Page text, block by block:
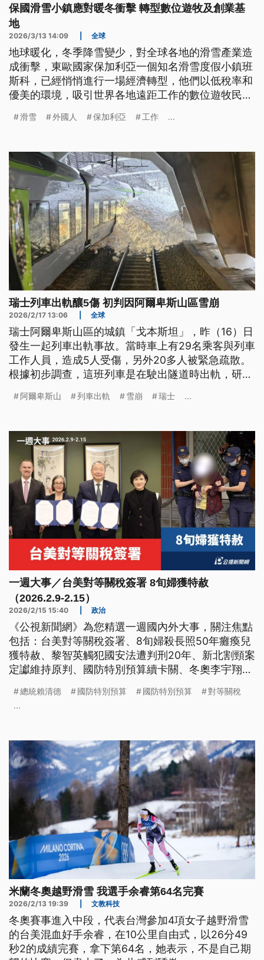
保國滑雪小鎮應對暖冬衝擊 轉型數位遊牧及創業基
地
2026/3/13 14:09 全球
地球暖化，冬季降雪變少，對全球各地的滑雪產業造
成衝擊，東歐國家保加利亞一個知名滑雪度假小鎮班
斯科，已經悄悄進行一場經濟轉型，他們以低稅率和
優美的環境，吸引世界各地遠距工作的數位遊牧民族
都充滿活力的國際社群。
滑雪 外國人 保加利亞 工作 ...
瑞士列車出軌釀5傷 初判因阿爾卑斯山區雪崩
2026/2/17 13:06 全球
瑞士阿爾卑斯山區的城鎮「戈本斯坦」，昨（16）日
發生一起列車出軌事故。當時車上有29名乘客與列車
工作人員，造成5人受傷，另外20多人被緊急疏散。
根據初步調查，這班列車是在駛出隧道時出軌，研判
事故。
阿爾卑斯山 列車出軌 雪崩 瑞士 ...
一週大事／台美對等關稅簽署 8旬婦獲特赦
（2026.2.9-2.15）
2026/2/15 15:40 政治
《公視新聞網》為您精選一週國內外大事，關注焦點
包括：台美對等關稅簽署、8旬婦殺長照50年癱瘓兒
獲特赦、黎智英觸犯國安法遭判刑20年、新北割頸案
定讞維持原判、國防特別預算續卡關、冬奧李宇翔與
總統賴清德 國防特別預算 國防特別預算
對等關稅
...
米蘭冬奧越野滑雪 我選手余睿第64名完賽
2026/2/13 19:39 文教科技
冬奧賽事進入中段，代表台灣參加4項女子越野滑雪
的台美混血好手余睿，在10公里自由式，以26分49
秒2的成績完賽，拿下第64名，她表示，不是自己期